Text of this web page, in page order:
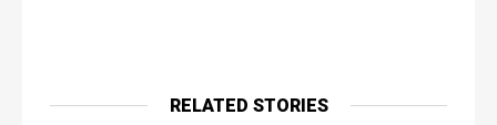
RELATED STORIES